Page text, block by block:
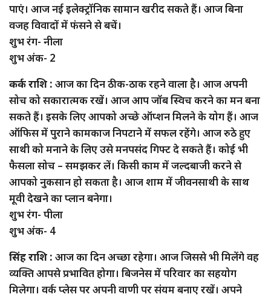
पाएं। आज नई इलेक्ट्रॉनिक सामान खरीद सकते हैं। आज बिना
वजह विवादों में फंसने से बचें।
शुभ रंग- नीला
शुभ अंक- 2
कर्क राशि : आज का दिन ठीक-ठाक रहने वाला है। आज अपनी
सोच को सकारात्मक रखें। आज आप जॉब स्विच करने का मन बना
सकते हैं। इसके लिए आपको अच्छे ऑप्शन मिलने के योग हैं। आज
ऑफिस में पुराने कामकाज निपटाने में सफल रहेंगे। आज रुठे हुए
साथी को मनाने के लिए उसे मनपसंद गिफ्ट दे सकते हैं। कोई भी
फैसला सोच – समझकर लें। किसी काम में जल्दबाजी करने से
आपको नुकसान हो सकता है। आज शाम में जीवनसाथी के साथ
मूवी देखने का प्लान बनेगा।
शुभ रंग- पीला
शुभ अंक- 4
सिंह राशि : आज का दिन अच्छा रहेगा। आज जिससे भी मिलेंगे वह
व्यक्ति आपसे प्रभावित होगा। बिजनेस में परिवार का सहयोग
मिलेगा। वर्क प्लेस पर अपनी वाणी पर संयम बनाए रखें। अपने